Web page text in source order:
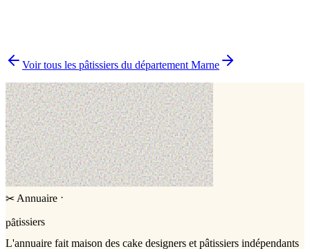
Comment comparer plusieurs pâtissiers en une fois ?
Voir tous les pâtissiers du département Marne
✂ Annuaire ·
pâtissiers
L'annuaire fait maison des cake designers et pâtissiers indépendants